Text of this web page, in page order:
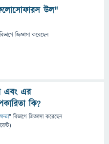
উল"
জিজ্ঞাসাকরেছেন
এবং এর
কি?
" বিভাগে জিজ্ঞাসাকরেছেন